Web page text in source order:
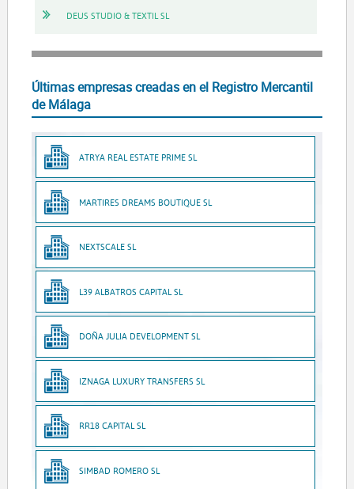
DEUS STUDIO & TEXTIL SL
Últimas empresas creadas en el Registro Mercantil
de Málaga
ATRYA REAL ESTATE PRIME SL
MARTIRES DREAMS BOUTIQUE SL
NEXTSCALE SL
L39 ALBATROS CAPITAL SL
DOÑA JULIA DEVELOPMENT SL
IZNAGA LUXURY TRANSFERS SL
RR18 CAPITAL SL
SIMBAD ROMERO SL